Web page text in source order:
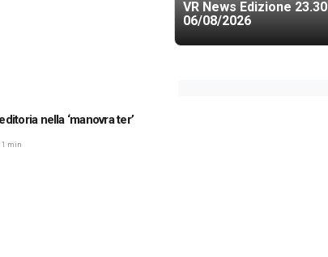
nella ‘manovra ter’
1 min
VR News Edizione 23.30
06/08/2026